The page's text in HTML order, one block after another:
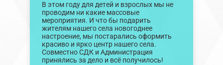
В этом году для детей и взрослых мы не
проводим ни какие массовые
мероприятия. И что бы подарить
жителям нашего села новогоднее
настроение, мы постарались оформить
красиво и ярко центр нашего села.
Совместно СДК и Администрация
принялись за дело и всё получилось!